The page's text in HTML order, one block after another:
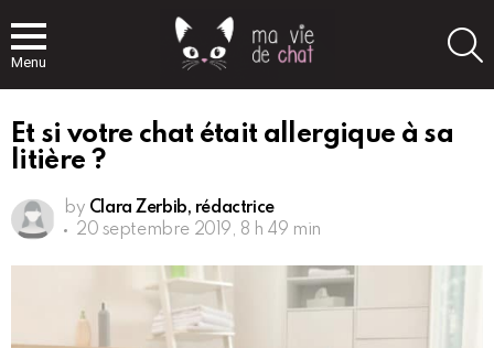
Menu
Et si votre chat était allergique à sa
litière ?
by Clara Zerbib, rédactrice
20 septembre 2019, 8 h 49 min